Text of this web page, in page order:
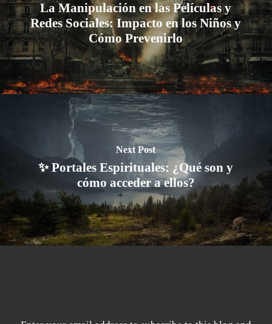
La Manipulación en las Películas y
Redes Sociales: Impacto en los Niños y
Cómo Prevenirlo
Next Post
✨ Portales Espirituales: ¿Qué son y
cómo acceder a ellos?